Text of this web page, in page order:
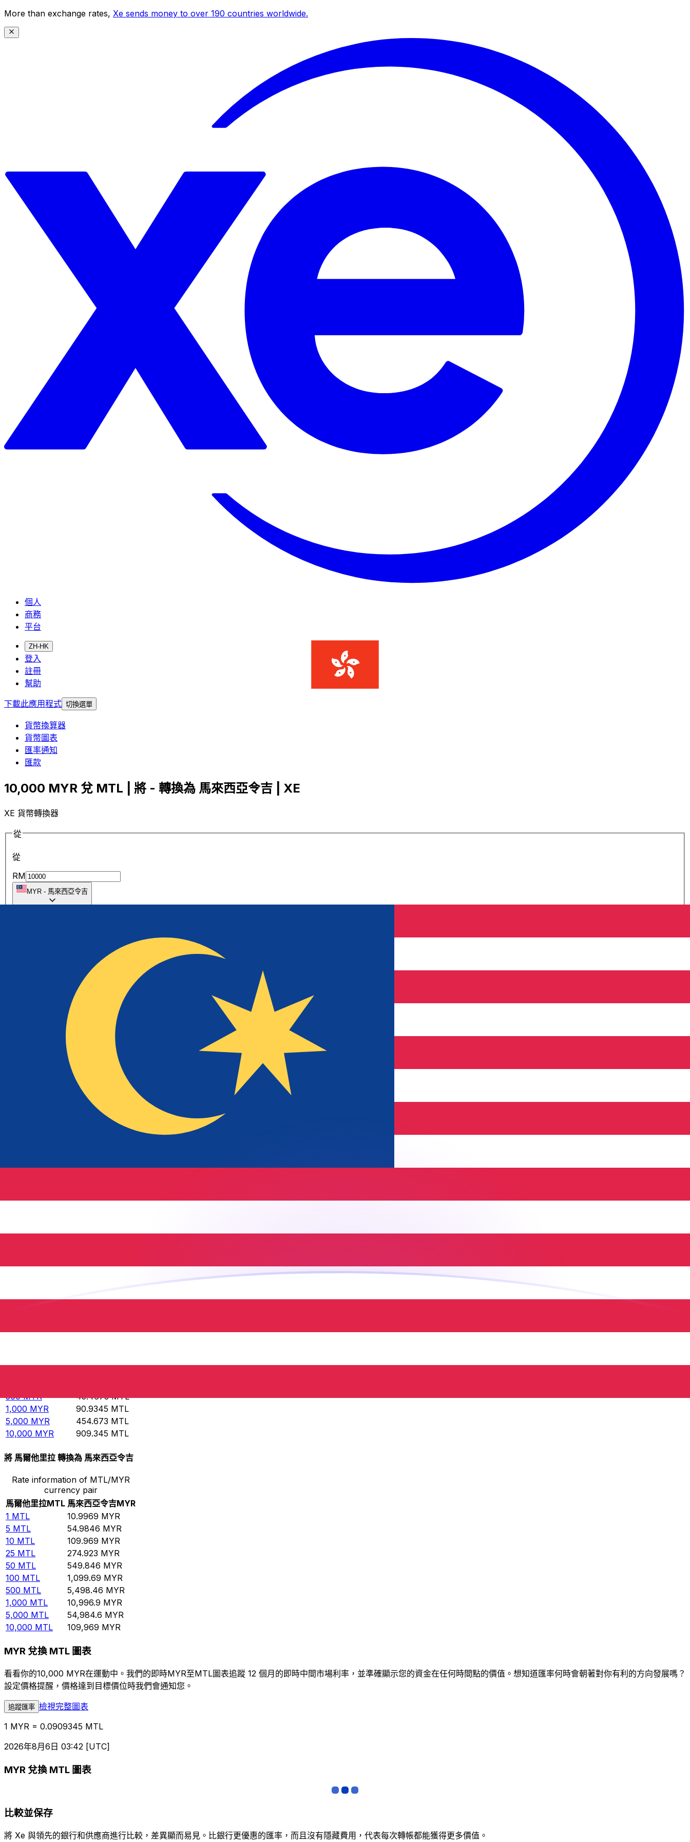
More than exchange rates, Xe sends money to over 190 countries worldwide.
個人
商務
平台
ZH-HK
登入
註冊
幫助
下載此應用程式 切換選單
貨幣換算器
貨幣圖表
匯率通知
匯款
10,000 MYR 兌 MTL | 將 - 轉換為 馬來西亞令吉 | XE
XE 貨幣轉換器
從
從
RM
MYR - 馬來西亞令吉
馬爾他里拉
0.09
MTL
中間市場匯率於 03:42 [UTC]
我們可以提供比競爭對手更優惠的匯率。
今日MYR兌MTL匯率
將 馬來西亞令吉 轉換為 馬爾他里拉
5 MYR 0.454673 MTL
500 MYR 45.4673 MTL
1,000 MYR 90.9345 MTL
5,000 MYR 454.673 MTL
10,000 MYR 909.345 MTL
將 馬爾他里拉 轉換為 馬來西亞令吉
Rate information of MTL/MYR
currency pair
馬爾他里拉MTL 馬來西亞令吉MYR
1 MTL 10.9969 MYR
5 MTL 54.9846 MYR
10 MTL 109.969 MYR
25 MTL 274.923 MYR
50 MTL 549.846 MYR
100 MTL 1,099.69 MYR
500 MTL 5,498.46 MYR
1,000 MTL 10,996.9 MYR
5,000 MTL 54,984.6 MYR
10,000 MTL 109,969 MYR
MYR 兌換 MTL 圖表
看看你的10,000 MYR在運動中。我們的即時MYR至MTL圖表追蹤 12 個月的即時中間市場利率，並準確顯示您的資金在任何時間點的價值。想知道匯率何時會朝著對你有利的方向發展嗎？
設定價格提醒，價格達到目標價位時我們會通知您。
追蹤匯率 檢視完整圖表
1 MYR = 0.0909345 MTL
2026年8月6日 03:42 [UTC]
MYR 兌換 MTL 圖表
比較並保存
將 Xe 與領先的銀行和供應商進行比較，差異顯而易見。比銀行更優惠的匯率，而且沒有隱藏費用，代表每次轉帳都能獲得更多價值。